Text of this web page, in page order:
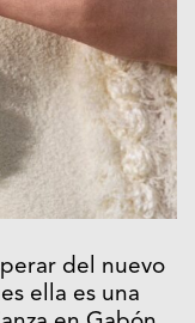
del nuevo
ella es una